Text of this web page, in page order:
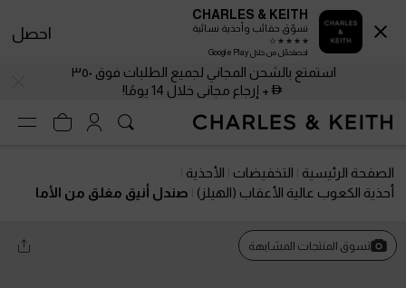
استمتع بالشحن المجاني لجميع الطلبات فوق ٣٥٠
+ إرجاع مجاني خلال 14 يومًا!
الصفحة الرئيسية التخفيضات
الأحذية
أحذية الكعوب عالية الأعقاب (الهيلز)
صندل أنيق مغلق من الأما
تسوق المنتجات المشابهة
CHARLES & KEITH
تسوّق حقائب وأحذية نسائية
احصلحمّل من خلال Google Play
احصل